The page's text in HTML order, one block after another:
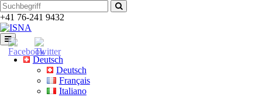
Zum
Inhalt
Suchen
nach:
+41 76-241 9432
Deutsch
Deutsch
Français
Italiano